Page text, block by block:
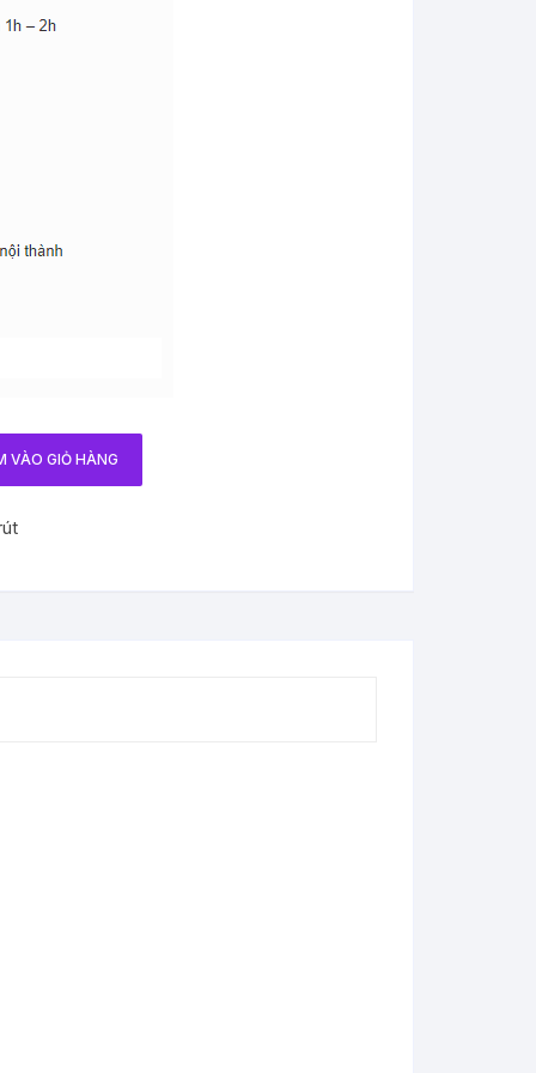
VÀO GIỎ HÀNG